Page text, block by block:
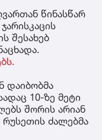
წინასწარ
შესახებ
დაიბობმა
10-ზე მეტი
შორის არიან
რუსეთის ძალებმა